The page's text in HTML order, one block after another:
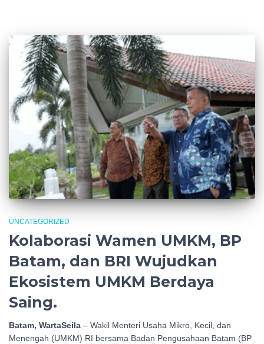
UNCATEGORIZED
Kolaborasi Wamen UMKM, BP
Batam, dan BRI Wujudkan
Ekosistem UMKM Berdaya
Saing.
Batam, WartaSeila – Wakil Menteri Usaha Mikro, Kecil, dan
Menengah (UMKM) RI bersama Badan Pengusahaan Batam (BP